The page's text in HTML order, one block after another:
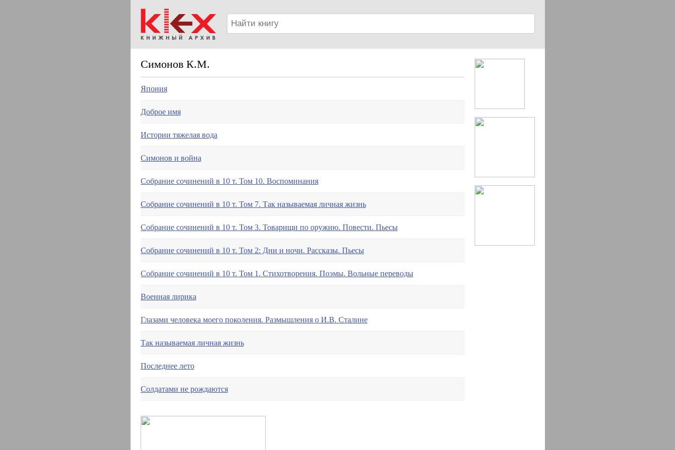
Симонов К.М.
Япония
Доброе имя
Истории тяжелая вода
Симонов и война
Собрание сочинений в 10 т. Том 10. Воспоминания
Собрание сочинений в 10 т. Том 7. Так называемая личная жизнь
Собрание сочинений в 10 т. Том 3. Товарищи по оружию. Повести. Пьесы
Собрание сочинений в 10 т. Том 2: Дни и ночи. Рассказы. Пьесы
Собрание сочинений в 10 т. Том 1. Стихотворения. Поэмы. Вольные переводы
Военная лирика
Глазами человека моего поколения. Размышления о И.В. Сталине
Так называемая личная жизнь
Последнее лето
Солдатами не рождаются